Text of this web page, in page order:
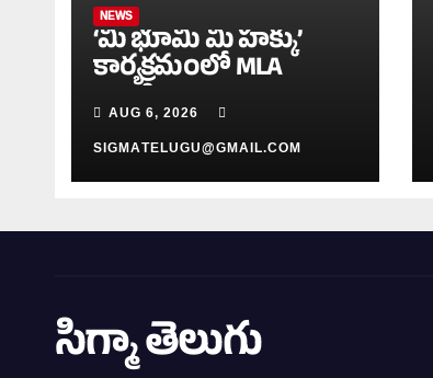
NEWS
‘మీ భూమి మీ హక్కు’
కార్యక్రమంలో MLA
అంజిబాబు
AUG 6, 2026
SIGMATELUGU@GMAIL.COM
సిగ్మా తెలుగు